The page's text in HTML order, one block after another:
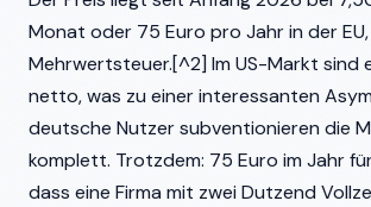
Monat oder 75 Euro pro Jahr in der EU,
Mehrwertsteuer.[^2] Im US-Markt sind
netto, was zu einer interessanten
deutsche Nutzer subventionieren die
komplett. Trotzdem: 75 Euro im Jahr
dass eine Firma mit zwei Dutzend